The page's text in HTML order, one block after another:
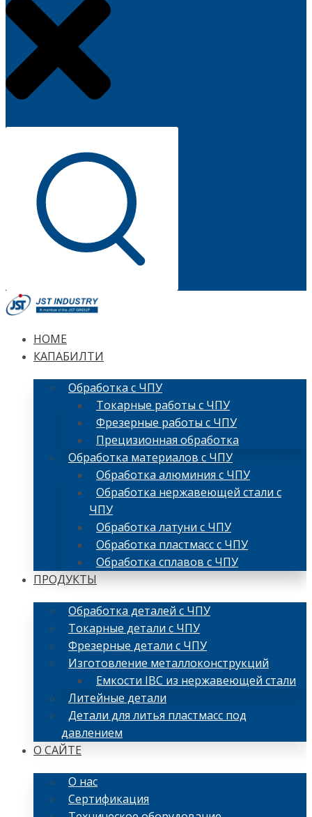
HOME
КАПАБИЛТИ
Обработка с ЧПУ
Токарные работы с ЧПУ
Фрезерные работы с ЧПУ
Прецизионная обработка
Обработка материалов с ЧПУ
Обработка алюминия с ЧПУ
Обработка нержавеющей стали с
ЧПУ
Обработка латуни с ЧПУ
Обработка пластмасс с ЧПУ
Обработка сплавов с ЧПУ
ПРОДУКТЫ
Обработка деталей с ЧПУ
Токарные детали с ЧПУ
Фрезерные детали с ЧПУ
Изготовление металлоконструкций
Емкости IBC из нержавеющей стали
Литейные детали
Детали для литья пластмасс под
давлением
О САЙТЕ
О нас
Сертификация